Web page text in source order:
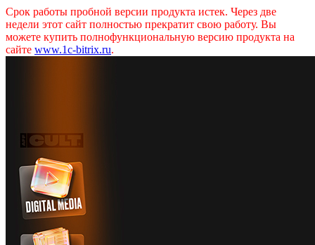
Срок работы пробной версии продукта истек. Через две
недели этот сайт полностью прекратит свою работу. Вы
можете купить полнофункциональную версию продукта на
сайте www.1c-bitrix.ru.